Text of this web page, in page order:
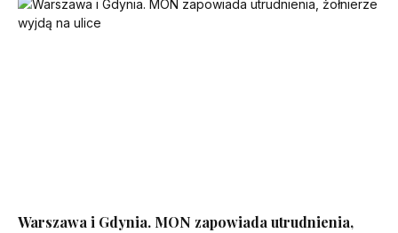
Warszawa i Gdynia. MON zapowiada utrudnienia,